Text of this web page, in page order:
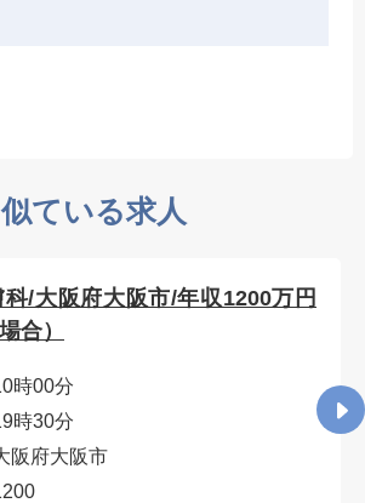
似ている求人
科/大阪府大阪市/年収1200万円
合）
時00分
時30分
阪府大阪市